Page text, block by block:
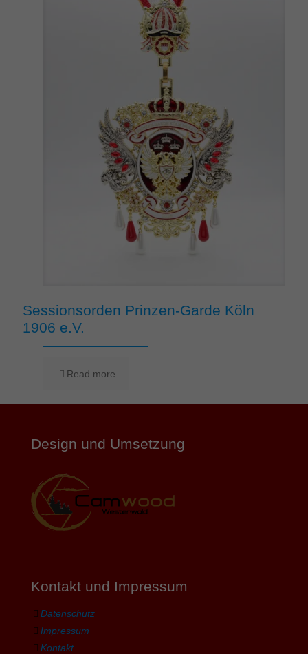
Sessionsorden Prinzen-Garde Köln
1906 e.V.
Read more
Design und Umsetzung
Kontakt und Impressum
Datenschutz
Impressum
Kontakt